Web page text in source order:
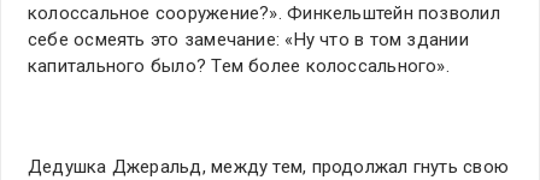
колоссальное сооружение?». Финкельштейн позволил
себе осмеять это замечание: «Ну что в том здании
капитального было? Тем более колоссального».
Дедушка Джеральд, между тем, продолжал гнуть свою